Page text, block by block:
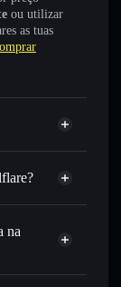
ou utilizar
as tuas
USDC
na